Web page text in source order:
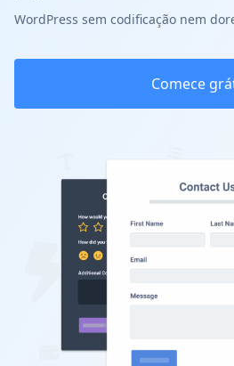
WordPress sem codificação nem
Comece